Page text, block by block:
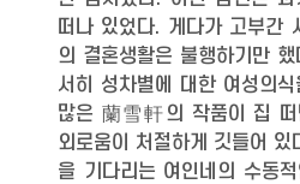
떠나 있었다. 게다가 고부간
의 결혼생활은 불행하기만
서히 성차별에 대한 여성의
많은 蘭雪軒의 작품이 집 떠
외로움이 처절하게 깃들어
을 기다리는 여인네의 수동